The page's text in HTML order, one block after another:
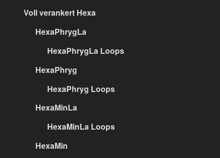
Voll verankert Hexa
HexaPhrygLa
HexaPhrygLa Loops
HexaPhryg
HexaPhryg Loops
HexaMinLa
HexaMinLa Loops
HexaMin